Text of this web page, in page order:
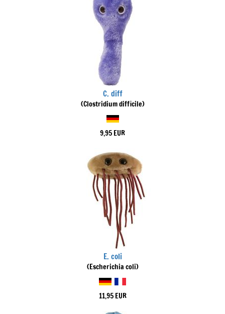
C. diff
(Clostridium difficile)
9,95 EUR
E. coli
(Escherichia coli)
11,95 EUR